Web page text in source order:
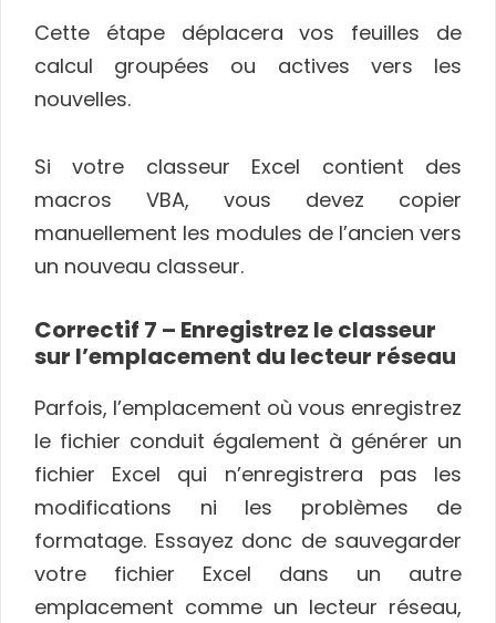
Cette étape déplacera vos feuilles de
calcul groupées ou actives vers les
nouvelles.
Si votre classeur Excel contient des
macros VBA, vous devez copier
manuellement les modules de l’ancien vers
un nouveau classeur.
Correctif 7 – Enregistrez le classeur
sur l’emplacement du lecteur réseau
Parfois, l’emplacement où vous enregistrez
le fichier conduit également à générer un
fichier Excel qui n’enregistrera pas les
modifications ni les problèmes de
formatage. Essayez donc de sauvegarder
votre fichier Excel dans un autre
emplacement comme un lecteur réseau,